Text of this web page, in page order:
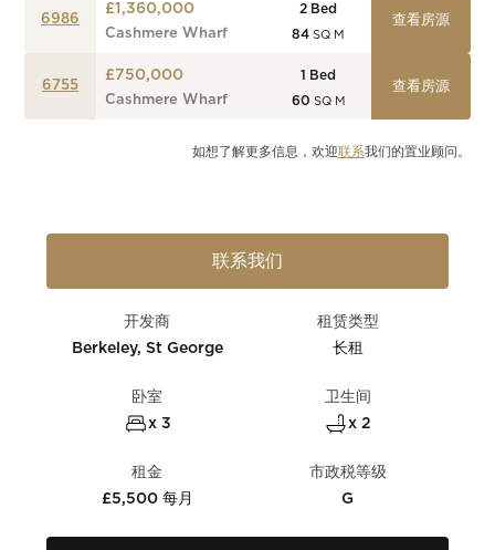
6986
£1,360,000
Cashmere Wharf
2 Bed
84 SQ M
查看房源
6755
£750,000
Cashmere Wharf
1
Bed
60 SQ M
查看房源
如想了解更多信息，欢迎联系我们的置业顾问。
联系我们
开发商
Berkeley, St George
租赁类型
长租
卧室
x 3
卫生间
x 2
租金
£5,500 每月
市政税等级
G